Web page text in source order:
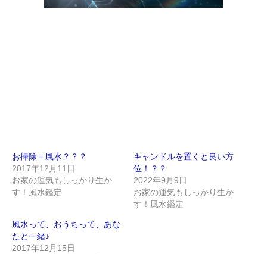
お掃除＝風水？？？
2017年12月11日
お家の運気もしっかり生か
す！風水鑑定
キャンドルを置くと良い方
位！？？
2022年9月9日
お家の運気もしっかり生か
す！風水鑑定
風水って、おうちって、あな
たと一緒♪
2017年12月15日